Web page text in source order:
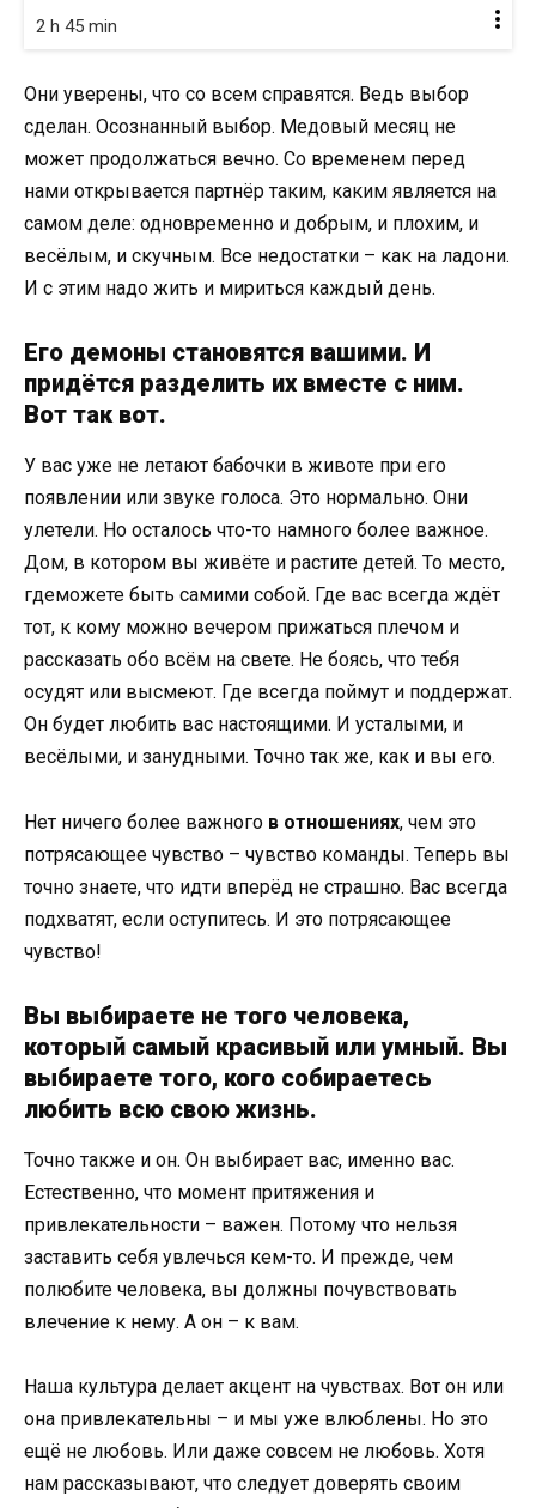
2 h 45 min
Они уверены, что со всем справятся. Ведь выбор
сделан. Осознанный выбор. Медовый месяц не
может продолжаться вечно. Со временем перед
нами открывается партнёр таким, каким является на
самом деле: одновременно и добрым, и плохим, и
весёлым, и скучным. Все недостатки – как на ладони.
И с этим надо жить и мириться каждый день.
Его демоны становятся вашими. И
придётся разделить их вместе с ним.
Вот так вот.
У вас уже не летают бабочки в животе при его
появлении или звуке голоса. Это нормально. Они
улетели. Но осталось что-то намного более важное.
Дом, в котором вы живёте и растите детей. То место,
гдеможете быть самими собой. Где вас всегда ждёт
тот, к кому можно вечером прижаться плечом и
рассказать обо всём на свете. Не боясь, что тебя
осудят или высмеют. Где всегда поймут и поддержат.
Он будет любить вас настоящими. И усталыми, и
весёлыми, и занудными. Точно так же, как и вы его.
Нет ничего более важного в отношениях, чем это
потрясающее чувство – чувство команды. Теперь вы
точно знаете, что идти вперёд не страшно. Вас всегда
подхватят, если оступитесь. И это потрясающее
чувство!
Вы выбираете не того человека,
который самый красивый или умный. Вы
выбираете того, кого собираетесь
любить всю свою жизнь.
Точно также и он. Он выбирает вас, именно вас.
Естественно, что момент притяжения и
привлекательности – важен. Потому что нельзя
заставить себя увлечься кем-то. И прежде, чем
полюбите человека, вы должны почувствовать
влечение к нему. А он – к вам.
Наша культура делает акцент на чувствах. Вот он или
она привлекательны – и мы уже влюблены. Но это
ещё не любовь. Или даже совсем не любовь. Хотя
нам рассказывают, что следует доверять своим